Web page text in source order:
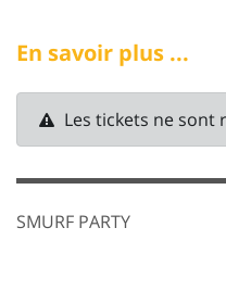
En savoir plus ...
Les tickets ne
SMURF PARTY